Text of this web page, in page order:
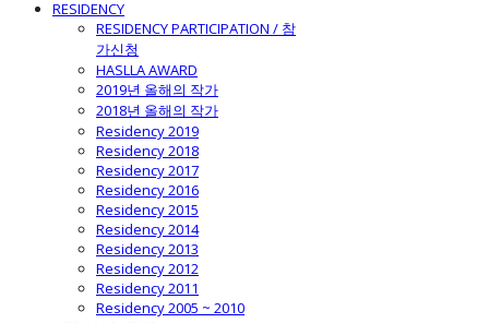
RESIDENCY
RESIDENCY PARTICIPATION / 참
가신청
HASLLA AWARD
2019년 올해의 작가
2018년 올해의 작가
Residency 2019
Residency 2018
Residency 2017
Residency 2016
Residency 2015
Residency 2014
Residency 2013
Residency 2012
Residency 2011
Residency 2005 ~ 2010